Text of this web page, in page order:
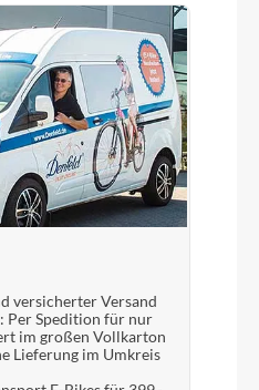
gedichtete
Ahead-Klemme
wasserfestes &
Material
aus Aluminium
versicherter Versand
Per Spedition für nur
im großen Vollkarton
Lieferung im Umkreis